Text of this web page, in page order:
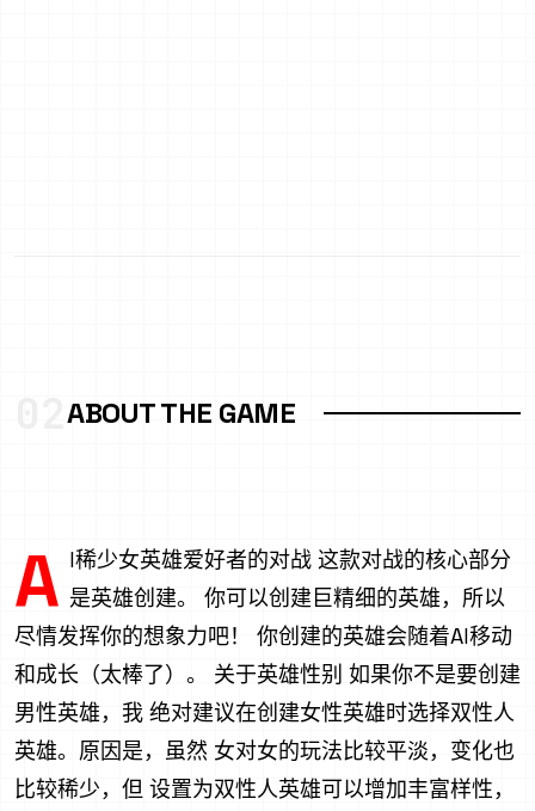
ABOUT THE GAME
A I稀少女英雄爱好者的对战 这款对战的核心部分
是英雄创建。 你可以创建巨精细的英雄，所以
尽情发挥你的想象力吧！ 你创建的英雄会随着AI移动
和成长（太棒了）。 关于英雄性别 如果你不是要创建
男性英雄，我 绝对建议在创建女性英雄时选择双性人
英雄。原因是，虽然 女对女的玩法比较平淡，变化也
比较稀少，但 设置为双性人英雄可以增加丰富样性，